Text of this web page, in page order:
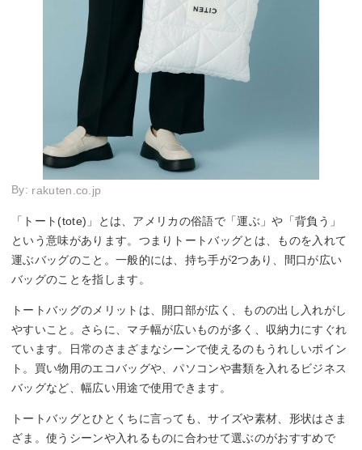
By: rakuten.co.jp
「トート(tote)」とは、アメリカの俗語で「運ぶ」や「背負う」
という意味があります。つまりトートバッグとは、ものを入れて
運ぶバッグのこと。一般的には、持ち手が2つあり、間口が広い
バッグのことを指します。
トートバッグのメリットは、開口部が広く、ものの出し入れがし
やすいこと。さらに、マチ幅が広いものが多く、収納力にすぐれ
ています。日常のさまざまなシーンで使えるのもうれしいポイン
ト。買い物用のエコバッグや、パソコンや書類を入れるビジネス
バッグなど、幅広い用途で使用できます。
トートバッグとひとくちに言っても、サイズや素材、形状はさま
ざま。使うシーンや入れるものに合わせて選ぶのがおすすめで